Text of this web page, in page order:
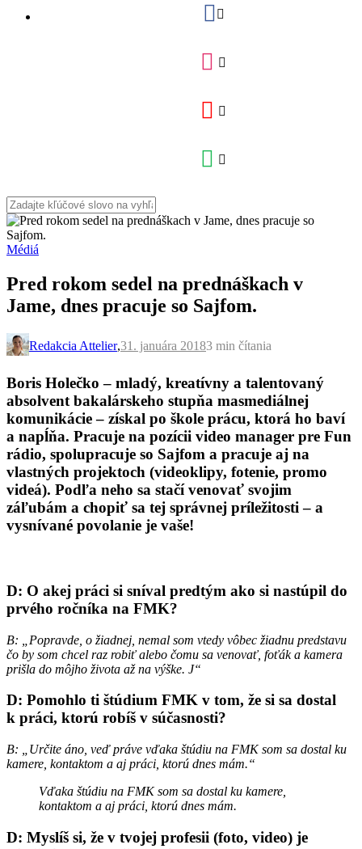
Médiá
Pred rokom sedel na prednáškach v
Jame, dnes pracuje so Sajfom.
Redakcia Attelier,31. januára 20183 min čítania
Boris Holečko – mladý, kreatívny a talentovaný
absolvent bakalárskeho stupňa masmediálnej
komunikácie – získal po škole prácu, ktorá ho baví
a napĺňa. Pracuje na pozícii video manager pre Fun
rádio, spolupracuje so Sajfom a pracuje aj na
vlastných projektoch (videoklipy, fotenie, promo
videá). Podľa neho sa stačí venovať svojim
záľubám a chopiť sa tej správnej príležitosti – a
vysnívané povolanie je vaše!
D: O akej práci si sníval predtým ako si nastúpil do
prvého ročníka na FMK?
B:
„Popravde, o žiadnej, nemal som vtedy vôbec žiadnu predstavu
čo by som chcel raz robiť alebo čomu sa venovať, foťák a kamera
prišla do môjho života až na výške. J“
D: Pomohlo ti štúdium FMK v tom, že si sa dostal
k práci, ktorú robíš v súčasnosti?
B:
„Určite áno, veď práve vďaka štúdiu na FMK som sa dostal ku
kamere, kontaktom a aj práci, ktorú dnes mám.“
Vďaka štúdiu na FMK som sa dostal ku kamere,
kontaktom a aj práci, ktorú dnes mám.
D: Myslíš si, že v tvojej profesii (foto, video) je